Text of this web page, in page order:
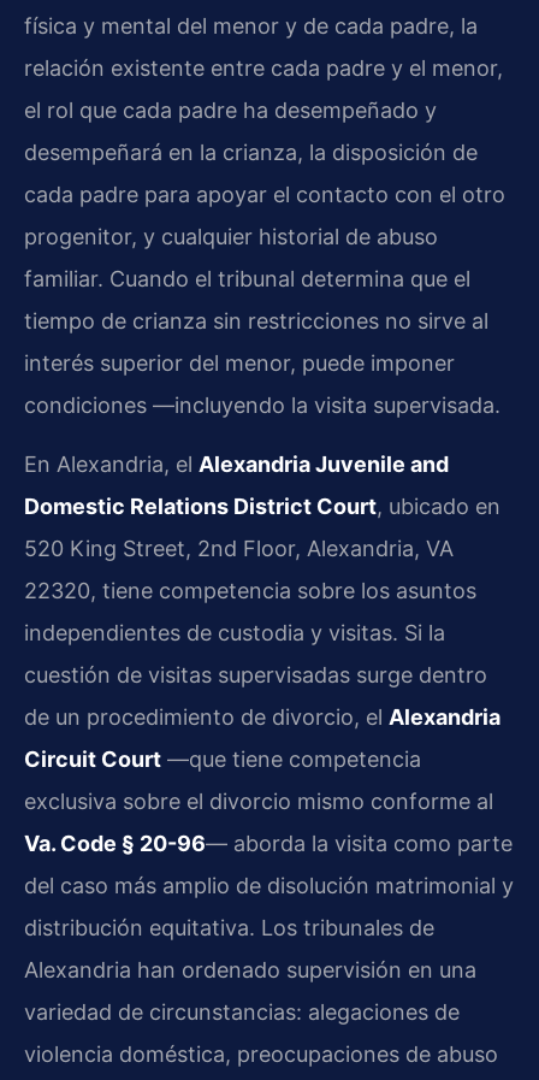
física y mental del menor y de cada padre, la
relación existente entre cada padre y el menor,
el rol que cada padre ha desempeñado y
desempeñará en la crianza, la disposición de
cada padre para apoyar el contacto con el otro
progenitor, y cualquier historial de abuso
familiar. Cuando el tribunal determina que el
tiempo de crianza sin restricciones no sirve al
interés superior del menor, puede imponer
condiciones —incluyendo la visita supervisada.
En Alexandria, el Alexandria Juvenile and
Domestic Relations District Court, ubicado en
520 King Street, 2nd Floor, Alexandria, VA
22320, tiene competencia sobre los asuntos
independientes de custodia y visitas. Si la
cuestión de visitas supervisadas surge dentro
de un procedimiento de divorcio, el Alexandria
Circuit Court —que tiene competencia
exclusiva sobre el divorcio mismo conforme al
Va. Code § 20-96— aborda la visita como parte
del caso más amplio de disolución matrimonial y
distribución equitativa. Los tribunales de
Alexandria han ordenado supervisión en una
variedad de circunstancias: alegaciones de
violencia doméstica, preocupaciones de abuso